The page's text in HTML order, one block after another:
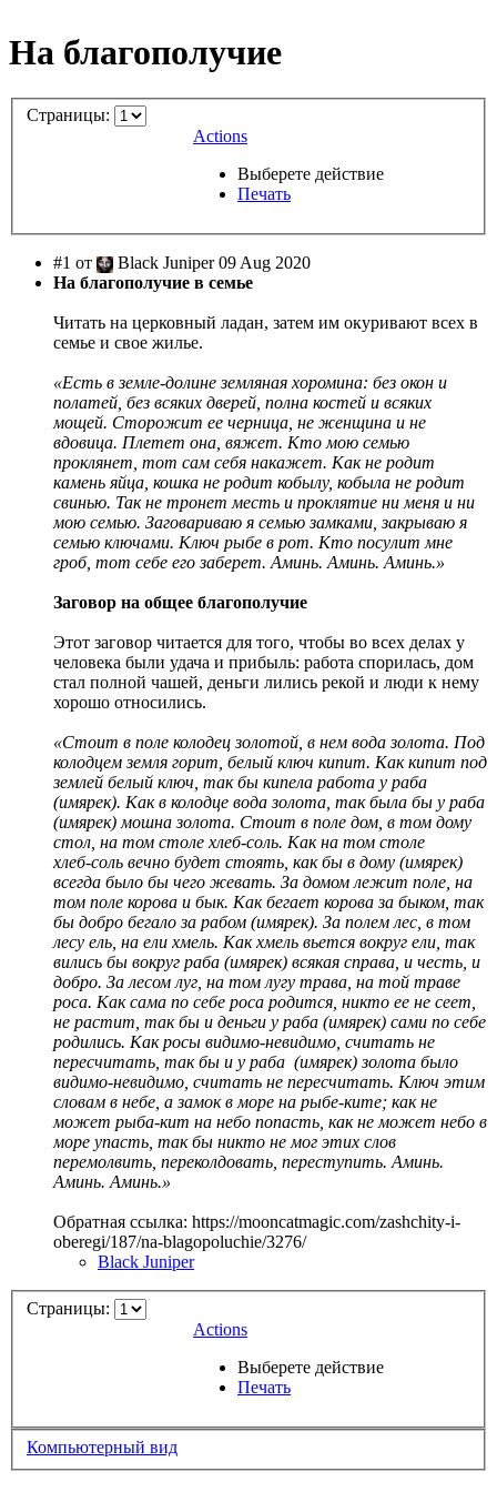
На благополучие
Страницы:
Actions
Выберете действие
Печать
#1 от
Black Juniper 09 Aug 2020
На благополучие в семье
Читать на церковный ладан, затем им окуривают всех в
семье и свое жилье.
«Есть в земле-долине земляная хоромина: без окон и
полатей, без всяких дверей, полна костей и всяких
мощей. Сторожит ее черница, не женщина и не
вдовица. Плетет она, вяжет. Кто мою семью
проклянет, тот сам себя накажет. Как не родит
камень яйца, кошка не родит кобылу, кобыла не родит
свинью. Так не тронет месть и проклятие ни меня и ни
мою семью. Заговариваю я семью замками, закрываю я
семью ключами. Ключ рыбе в рот. Кто посулит мне
гроб, тот себе его заберет. Аминь. Аминь. Аминь.»
Заговор на общее благополучие
Этот заговор читается для того, чтобы во всех делах у
человека были удача и прибыль: работа спорилась, дом
стал полной чашей, деньги лились рекой и люди к нему
хорошо относились.
«Стоит в поле колодец золотой, в нем вода золота. Под
колодцем земля горит, белый ключ кипит. Как кипит под
землей белый ключ, так бы кипела работа у раба
(имярек). Как в колодце вода золота, так была бы у раба
(имярек) мошна золота. Стоит в поле дом, в том дому
стол, на том столе хлеб‑соль. Как на том столе
хлеб‑соль вечно будет стоять, как бы в дому (имярек)
всегда было бы чего жевать. За домом лежит поле, на
том поле корова и бык. Как бегает корова за быком, так
бы добро бегало за рабом (имярек). За полем лес, в том
лесу ель, на ели хмель. Как хмель вьется вокруг ели, так
вились бы вокруг раба (имярек) всякая справа, и честь, и
добро. За лесом луг, на том лугу трава, на той траве
роса. Как сама по себе роса родится, никто ее не сеет,
не растит, так бы и деньги у раба (имярек) сами по себе
родились. Как росы видимо‑невидимо, считать не
пересчитать, так бы и у раба (имярек) золота было
видимо‑невидимо, считать не пересчитать. Ключ этим
словам в небе, а замок в море на рыбе‑ките; как не
может рыба‑кит на небо попасть, как не может небо в
море упасть, так бы никто не мог этих слов
перемолвить, переколдовать, переступить. Аминь.
Аминь. Аминь.»
Обратная ссылка: https://mooncatmagic.com/zashchity-i-
oberegi/187/na-blagopoluchie/3276/
Black Juniper
Страницы:
Actions
Выберете действие
Печать
Компьютерный вид